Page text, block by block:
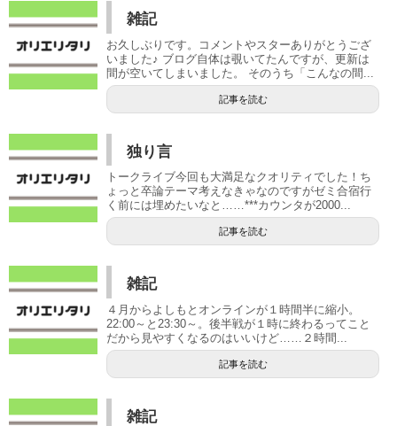
雑記
お久しぶりです。コメントやスターありがとうござ
いました♪ ブログ自体は覗いてたんですが、更新は
間が空いてしまいました。 そのうち「こんなの間...
記事を読む
独り言
トークライブ今回も大満足なクオリティでした！ち
ょっと卒論テーマ考えなきゃなのですがゼミ合宿行
く前には埋めたいなと……***カウンタが2000...
記事を読む
雑記
４月からよしもとオンラインが１時間半に縮小。
22:00～と23:30～。後半戦が１時に終わるってこと
だから見やすくなるのはいいけど……２時間...
記事を読む
雑記